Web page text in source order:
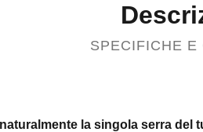
SPECIFICHE E
la singola serra